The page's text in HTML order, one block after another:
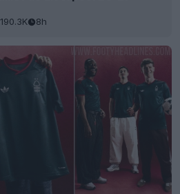
190.3K 8h